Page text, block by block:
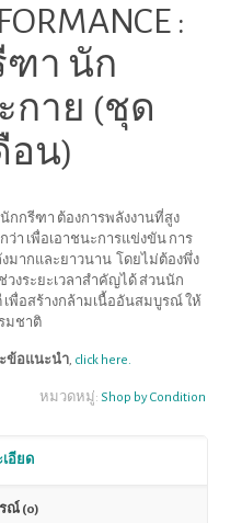
:
ฑา นัก
กาย (ชุด
อน)
กกรีฑา ต้องการพลังงานที่สูง
ว่า เพื่อเอาชนะการแข่งขัน การ
มากและยาวนาน โดยไม่ต้องพึ่ง
วงระยะเวลาสำคัญได้ ส่วนนัก
เพื่อสร้างกล้ามเนื้ออันสมบูรณ์ ให้
มชาติ
ข้อแนะนำ, click here.
หมวดหมู่: Shop by Condition
อียด
ณ์ (0)